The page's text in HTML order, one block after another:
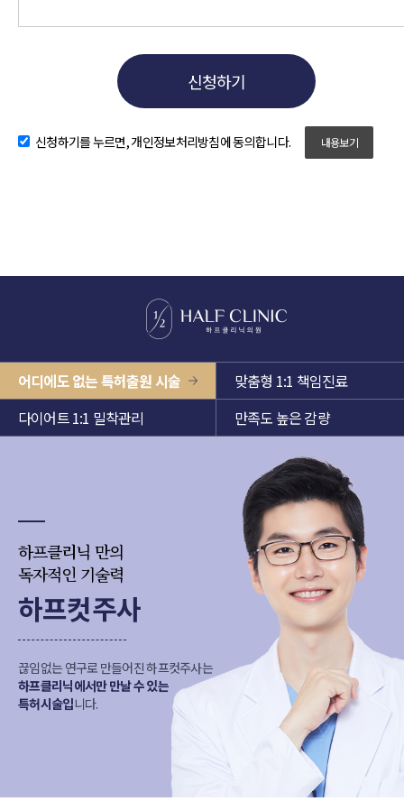
신청하기를 누르면, 개인정보처리방침에 동의합니다. 내용보기
어디에도 없는 특허출원 시술
맞춤형 1:1 책임진료
다이어트 1:1 밀착관리
만족도 높은 감량
하프클리닉 만의
독자적인 기술력
하프컷주사
끊임없는 연구로 만들어진 하프컷주사는
하프클리닉에서만 만날 수 있는
특허시술입니다.